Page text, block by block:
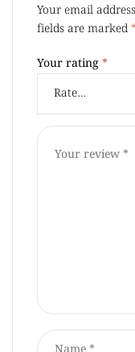
Your email
fields are marked*
Your rating*